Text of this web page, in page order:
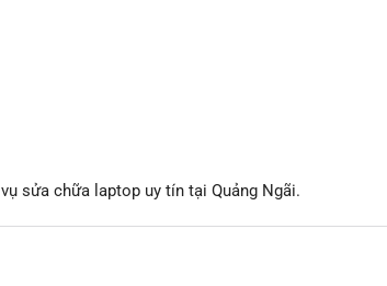
sửa chữa laptop uy tín tại Quảng Ngãi.